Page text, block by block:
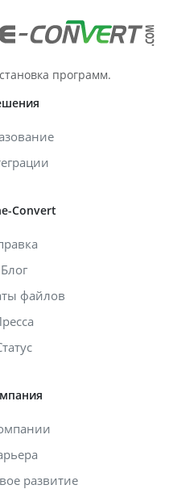
программ.
Convert
Блог
файлов
развитие